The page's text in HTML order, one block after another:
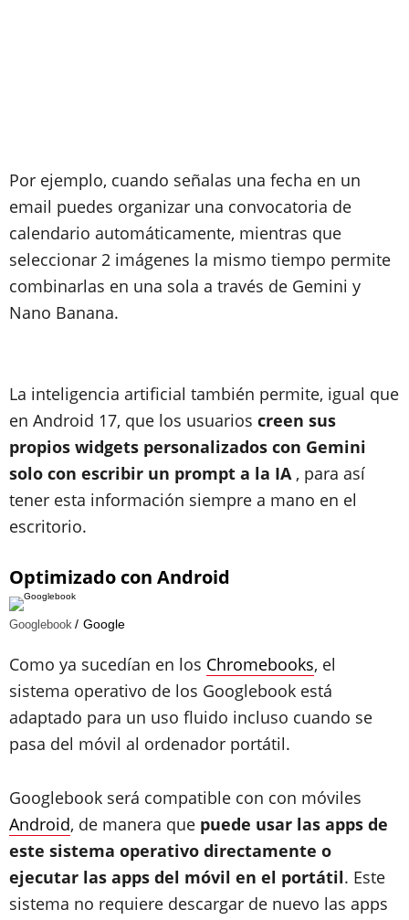
Por ejemplo, cuando señalas una fecha en un
email puedes organizar una convocatoria de
calendario automáticamente, mientras que
seleccionar 2 imágenes la mismo tiempo permite
combinarlas en una sola a través de Gemini y
Nano Banana.
La inteligencia artificial también permite, igual que
en Android 17, que los usuarios creen sus
propios widgets personalizados con Gemini
solo con escribir un prompt a la IA, para así
tener esta información siempre a mano en el
escritorio.
Optimizado con Android
Googlebook Google
Como ya sucedían en los Chromebooks, el
sistema operativo de los Googlebook está
adaptado para un uso fluido incluso cuando se
pasa del móvil al ordenador portátil.
Googlebook será compatible con con móviles
Android, de manera que puede usar las apps de
este sistema operativo directamente o
ejecutar las apps del móvil en el portátil. Este
sistema no requiere descargar de nuevo las apps